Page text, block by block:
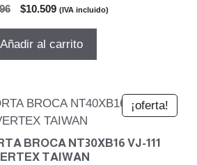
El
original
$10.509El
actual
(IVA incluido)
Añadir al carrito
¡oferta!
BROCA NT30XB16 VJ-111
TAIWAN